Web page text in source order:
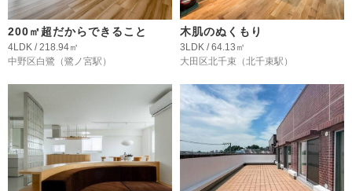
200㎡超だからできること
4LDK / 218.94㎡
中野区白鷺 （鷺ノ宮駅）
木肌のぬくもり
3LDK / 64.13㎡
大田区北千束 （北千束駅）